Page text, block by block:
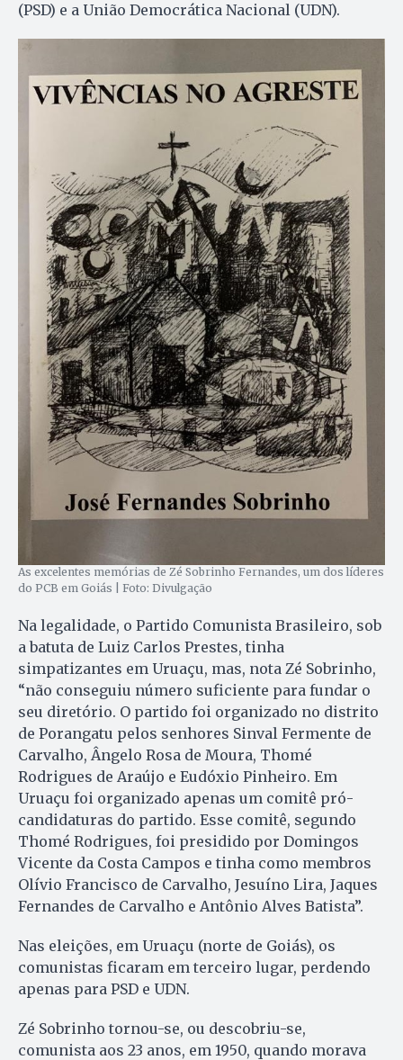
(PSD) e a União Democrática Nacional (UDN).
As excelentes memórias de Zé Sobrinho Fernandes, um dos líderes
do PCB em Goiás | Foto: Divulgação
Na legalidade, o Partido Comunista Brasileiro, sob
a batuta de Luiz Carlos Prestes, tinha
simpatizantes em Uruaçu, mas, nota Zé Sobrinho,
“não conseguiu número suficiente para fundar o
seu diretório. O partido foi organizado no distrito
de Porangatu pelos senhores Sinval Fermente de
Carvalho, Ângelo Rosa de Moura, Thomé
Rodrigues de Araújo e Eudóxio Pinheiro. Em
Uruaçu foi organizado apenas um comitê pró-
candidaturas do partido. Esse comitê, segundo
Thomé Rodrigues, foi presidido por Domingos
Vicente da Costa Campos e tinha como membros
Olívio Francisco de Carvalho, Jesuíno Lira, Jaques
Fernandes de Carvalho e Antônio Alves Batista”.
Nas eleições, em Uruaçu (norte de Goiás), os
comunistas ficaram em terceiro lugar, perdendo
apenas para PSD e UDN.
Zé Sobrinho tornou-se, ou descobriu-se,
comunista aos 23 anos, em 1950, quando morava